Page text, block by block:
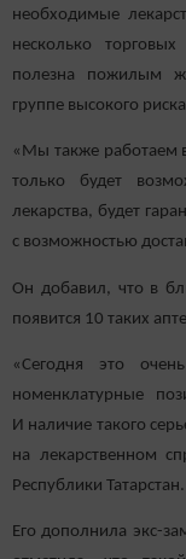
необходимые
несколько
полезна пожилым
группе высокого
«Мы также работаем
только будет
лекарства, будет
с возможностью
Он добавил, что в
появится 10 таких
«Сегодня это
номенклатурные
И наличие такого
на лекарственном
Республики Татарстан.
Его дополнила экс-